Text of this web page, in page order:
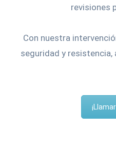
revisiones
Con nuestra
seguridad y resistencia,